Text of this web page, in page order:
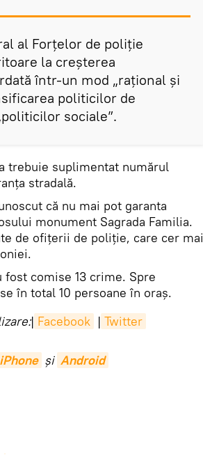
al Forțelor de poliție
la creșterea
într-un mod „raţional și
politicilor de
sociale”.
trebuie suplimentat numărul
stradală.
că nu mai pot garanta
monument Sagrada Familia.
de ofițerii de poliţie, care cer mai
comise 13 crime. Spre
în total 10 persoane în oraș.
| Facebook | Twitter
iPhone și Android